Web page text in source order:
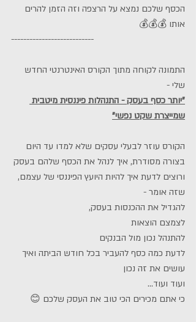
הכסף שלכם נמצא על הרצפה וזה הזמן להרים
אותו 💰💰💰
---------------------------
התמונה לקוחה מתוך הקורס האינטרנטי החדש
שלי -
"יותר כסף בעסק - התנהלות פיננסית מיטבית
שמייצרת שקט נפשי"
הקורס עוזר לבעלי עסקים שלא למדו עד היום
בצורה מסודרת, איך לנהל את הכסף שלהם בעסק
ורוצים לדעת איך להיות היועץ הפיננסי של עצמם,
שזה אומר -
להגדיל את ההכנסות בעסק,
לצמצם הוצאות
להתנהל נכון מול הבנקים
לדעת כמה כסף להעביר בכל חודש הביתה ואיך
עושים את זה נכון
ועוד ועוד...
כי אתם מכירים הכי טוב את העסק שלכם 😊